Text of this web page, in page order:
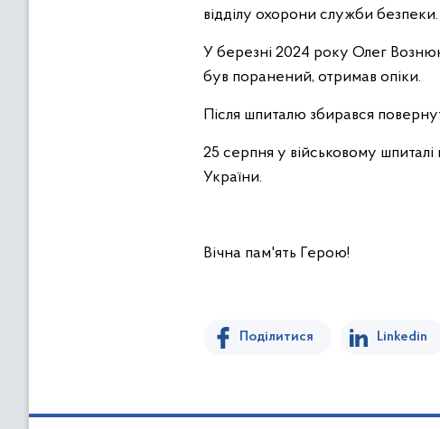
відділу охорони служби безпеки.
У березні 2024 року Олег
був поранений, отримав опіки.
Після шпиталю збирався
25 серпня у військовому
України.
Вічна пам'ять Герою!
Поділитися Linkedin